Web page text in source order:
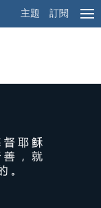
主題 訂閱